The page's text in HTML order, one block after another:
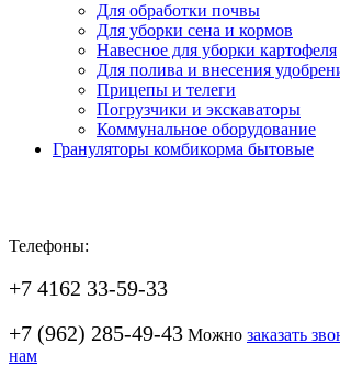
Для обработки почвы
Для уборки сена и кормов
Навесное для уборки картофеля
Для полива и внесения
Прицепы и телеги
Погрузчики и экскаваторы
Коммунальное оборудование
Грануляторы комбикорма бытовые
Телефоны:
+7 4162 33-59-33
+7 (962) 285-49-43 Можно заказать
нам